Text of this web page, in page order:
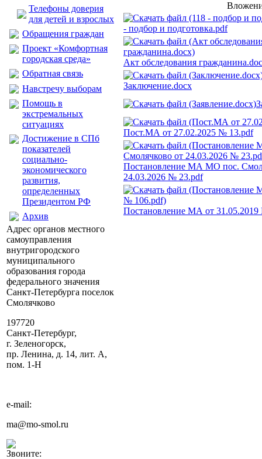
Телефоны доверия
для детей и взрослых
Обращения граждан
Проект «Комфортная
городская среда»
Обратная связь
Навстречу выборам
Помощь в
экстремальных
ситуациях
Достижение в СПб
показателей
социально-
экономического
развития,
определенных
Президентом РФ
Архив
Адрес органов местного
самоуправления
внутригородского
муниципального
образования города
федерального значения
Санкт-Петербурга поселок
Смолячково
197720
Санкт-Петербург,
г. Зеленогорск,
пр. Ленина, д. 14, лит. А,
пом. 1-Н
e-mail:
ma@mo-smol.ru
Звоните:
- подбор и подготовка.pdf
Акт обследования
Заключение.docx
Пост.МА от 27.02.2025 № 13.pdf
Постановление МА МО пос.
24.03.2026 № 23.pdf
Постановление МА от